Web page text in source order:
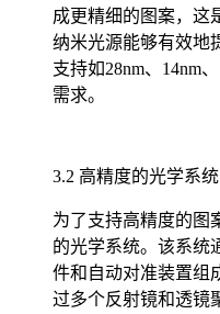
成更精细的图案，这
纳米光源能够有效地
支持如28nm、14nm
需求。
3.2 高精度的光学系统
为了支持高精度的图
的光学系统。该系统
件和自动对准装置组
过多个反射镜和透镜